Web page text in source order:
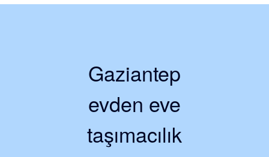
Gaziantep
evden eve
taşımacılık